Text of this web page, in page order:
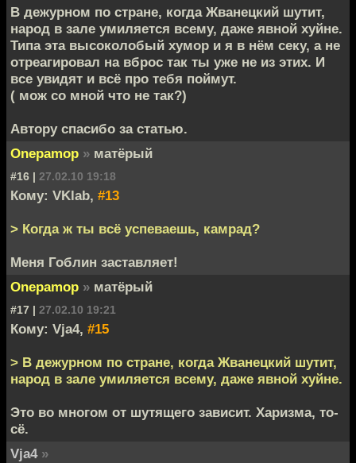
В дежурном по стране, когда Жванецкий шутит,
народ в зале умиляется всему, даже явной хуйне.
Типа эта высоколобый хумор и я в нём секу, а не
отреагировал на вброс так ты уже не из этих. И
все увидят и всё про тебя поймут.
( мож со мной что не так?)
Автору спасибо за статью.
Onepamop » матёрый
#16 | 27.02.10 19:18
Кому: VKlab, #13
> Когда ж ты всё успеваешь, камрад?
Меня Гоблин заставляет!
Onepamop » матёрый
#17 | 27.02.10 19:21
Кому: Vja4, #15
> В дежурном по стране, когда Жванецкий шутит,
народ в зале умиляется всему, даже явной хуйне.
Это во многом от шутящего зависит. Харизма, то-
сё.
Vja4 »